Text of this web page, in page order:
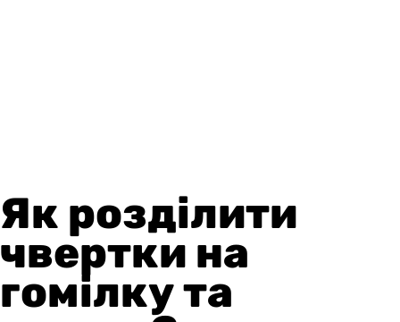
Як розділити
чвертки на
гомілку та